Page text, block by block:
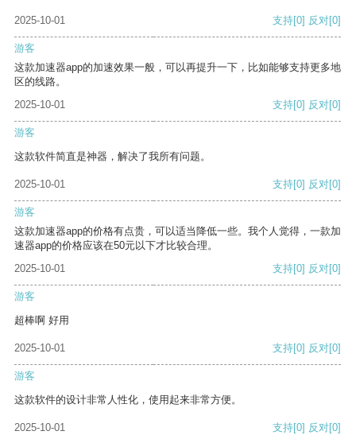
2025-10-01 支持[0] 反对[0]
游客
这款加速器app的加速效果一般，可以再提升一下，比如能够支持更多地
区的线路。
2025-10-01
支持[0] 反对[0]
游客
这款软件简直是神器，解决了我所有问题。
2025-10-01 支持[0] 反对[0]
游客
这款加速器app的价格有点贵，可以适当降低一些。我个人觉得，一款加
速器app的价格应该在50元以下才比较合理。
2025-10-01
支持[0] 反对[0]
游客
超棒啊 好用
2025-10-01 支持[0] 反对[0]
游客
这款软件的设计非常人性化，使用起来非常方便。
2025-10-01 支持[0] 反对[0]